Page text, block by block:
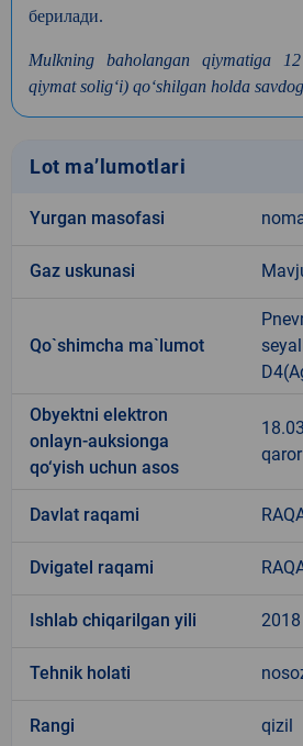
берилади.
Mulkning baholangan qiymatiga
qiymat soligʻi) qoʻshilgan holda
Lot ma’lumotlari
Yurgan masofasi
Gaz uskunasi
Qo`shimcha ma`lumot
Obyektni elektron
onlayn-auksionga
qo‘yish uchun asos
qaror
Davlat raqami
Dvigatel raqami
Ishlab chiqarilgan yili 2018
Tehnik holati
Rangi qizil